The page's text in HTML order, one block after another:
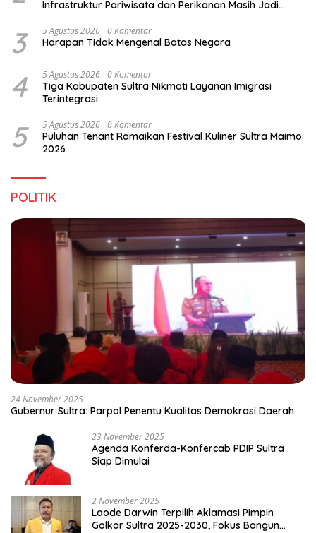
Infrastruktur Pariwisata dan Perikanan Masih Jadi
3 5 Agustus 2026 0 Komentar
Harapan Tidak Mengenal Batas Negara
4 5 Agustus 2026 0 Komentar
Tiga Kabupaten Sultra Nikmati Layanan Imigrasi
Terintegrasi
5 5 Agustus 2026 0 Komentar
Puluhan Tenant Ramaikan Festival Kuliner Sultra Maimo
2026
POLITIK
24 November 2025
Gubernur Sultra: Parpol Penentu Kualitas Demokrasi Daerah
23 November 2025
Agenda Konferda-Konfercab PDIP Sultra
Siap Dimulai
2 November 2025
Laode Darwin Terpilih Aklamasi Pimpin
Golkar Sultra 2025-2030, Fokus Bangun